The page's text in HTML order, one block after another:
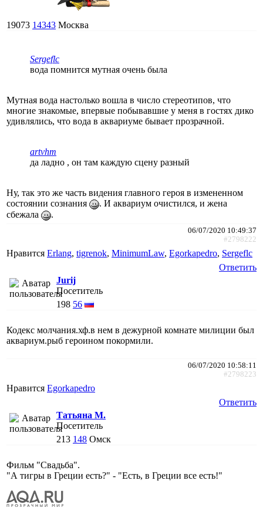
19073 14343 Москва
Sergeflc
вода помнится мутная очень была
Мутная вода настолько вошла в число стереотипов, что
многие знакомые, впервые побывавшие у меня в гостях дико
удивлялись, что вода в аквариуме бывает прозрачной.
artvhm
да ладно , он там каждую сцену разный
Ну, так это же часть видения главного героя в измененном
состоянии сознания
. И аквариум очистился, и жена
сбежала
.
06/07/2020 10:49:37
#2798222
Нравится Erlang, tigrenok, MinimumLaw, Egorkapedro, Sergeflc
Ответить
Jurij
Посетитель
198 56
Кодекс молчания.хф.в нем в дежурной комнате милиции был
аквариум.рыб героином покормили.
06/07/2020 10:58:11
#2798223
Нравится Egorkapedro
Ответить
Татьяна М.
Посетитель
213 148 Омск
Фильм "Свадьба".
"А тигры в Греции есть?" - "Есть, в Греции все есть!"